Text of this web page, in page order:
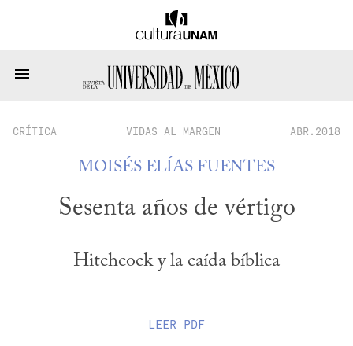
CRÍTICA VIDAS AL MARGEN ABR.2018
MOISÉS ELÍAS FUENTES
Sesenta años de vértigo
Hitchcock y la caída bíblica
LEER PDF